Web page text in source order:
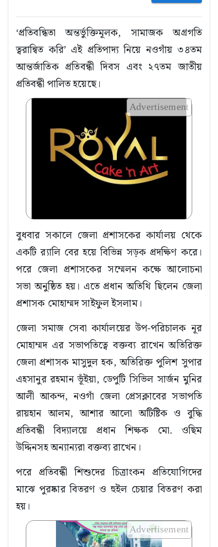
‘প্রতিবন্ধিতা অন্তর্ভুক্তিমূলক, সামাজক অগ্রগতি
ত্বরান্বিত করি’ এই প্রতিপাদ্য নিয়ে নওগাঁয় ৩৪তম
আন্তর্জাতিক প্রতিবন্ধী দিবস এবং ২৭তম জাতীয়
প্রতিবন্ধী পালিত হয়েছে।
Advertisement
বুধবার সকালে জেলা প্রশাসকের কার্যালয় থেকে
একটি র‌্যালি বের হয়ে বিভিন্ন সড়ক প্রদক্ষিণ করে।
পরে জেলা প্রশাসকের সম্মেলন কক্ষে আলোচনা
সভা অনুষ্ঠিত হয়। এতে প্রধান অতিথি ছিলেন জেলা
প্রশাসক মোহাম্মদ সাইফুল ইসলাম।
জেলা সমাজ সেবা কার্যালয়ের উপ-পরিচালক নূর
মোহাম্মদ এর সভাপতিত্বে বক্তব্য রাখেন অতিরিক্ত
জেলা প্রশাসক মাসুদুল হক, অতিরিক্ত পুলিশ সুপার
এহসানুর রহমান ভূঁইয়া, ডেপুটি সিভিল সার্জন মুনির
আলী আকন্দ, নওগাঁ জেলা প্রেসক্লাবের সভাপতি
রায়হান আলম, আশার আলো অটিষ্টিক ও বুদ্ধি
প্রতিবন্ধী বিদ্যালয়ে প্রধান শিক্ষক মো. ওছিম
উদ্দিনসহ অন্যান্যরা বক্তব্য রাখেন।
পরে প্রতিবন্ধী শিশুদের চিত্রাংকন প্রতিযোগিদের
মাঝে পুরষ্কার বিতরণ ও হুইল চেয়ার বিতরণ করা
হয়।
Advertisement